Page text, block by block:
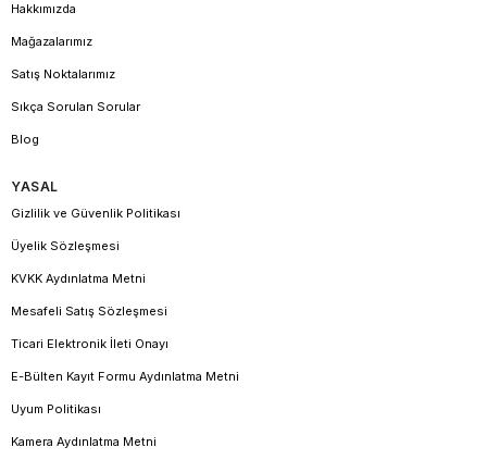
Hakkımızda
Mağazalarımız
Satış Noktalarımız
Sıkça Sorulan Sorular
Blog
YASAL
Gizlilik ve Güvenlik Politikası
Üyelik Sözleşmesi
KVKK Aydınlatma Metni
Mesafeli Satış Sözleşmesi
Ticari Elektronik İleti Onayı
E-Bülten Kayıt Formu Aydınlatma Metni
Uyum Politikası
Kamera Aydınlatma Metni